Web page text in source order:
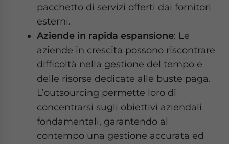
pacchetto di servizi offerti dai fornitori
esterni.
Aziende in rapida espansione: Le
aziende in crescita possono riscontrare
difficoltà nella gestione del tempo e
delle risorse dedicate alle buste paga.
L’outsourcing permette loro di
concentrarsi sugli obiettivi aziendali
fondamentali, garantendo al
contempo una gestione accurata ed